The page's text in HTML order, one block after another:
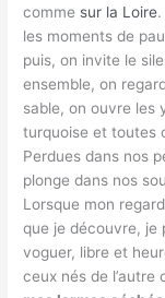
comme sur la Loire
les moments de
puis, on invite le
ensemble, on
sable, on ouvre les
turquoise et toutes
Perdues dans nos
plonge dans nos
Lorsque mon
que je découvre, je
voguer, libre et
ceux nés de